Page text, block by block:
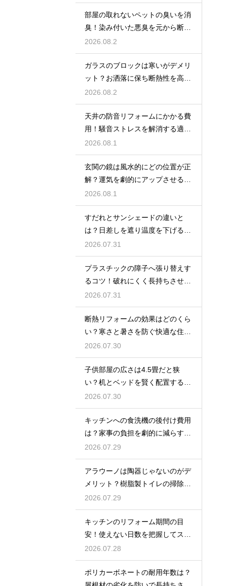
部屋の取れないペットの臭いを消
臭！染み付いた悪臭を元から断つ
お掃除術
2026.08.2
ガラスのブロックは寒いがデメリ
ット？お洒落に保ち断熱性を高め
る裏ワザ
2026.08.2
天井の防音リフォームにかかる費
用！騒音ストレスを解消する適正
な工事相場
2026.08.1
玄関の鏡は風水的にどの位置が正
解？運気を劇的にアップさせるレ
イアウト術
2026.08.1
すだれとサンシェードの違いと
は？日差しを遮り温度を下げる賢
い日よけ対策
2026.07.31
プラスチックの障子へ張り替えす
るコツ！破れにくく長持ちさせる
プロの技
2026.07.31
断熱リフォームの効果はどのくら
い？寒さと暑さを防ぐ快適な住ま
い作りの技
2026.07.30
子供部屋の広さは4.5畳だと狭
い？机とベッドを賢く配置するレ
イアウト
2026.07.30
キッチンへの食洗機の後付け費用
は？家事の負担を劇的に減らす導
入相場
2026.07.29
アラウーノは陶器じゃないのがデ
メリット？樹脂製トイレの掃除の
注意点
2026.07.29
キッチンのリフォーム期間の目
安！使えない日数を把握してスム
ーズな計画を
2026.07.28
ポリカーボネートの耐用年数は？